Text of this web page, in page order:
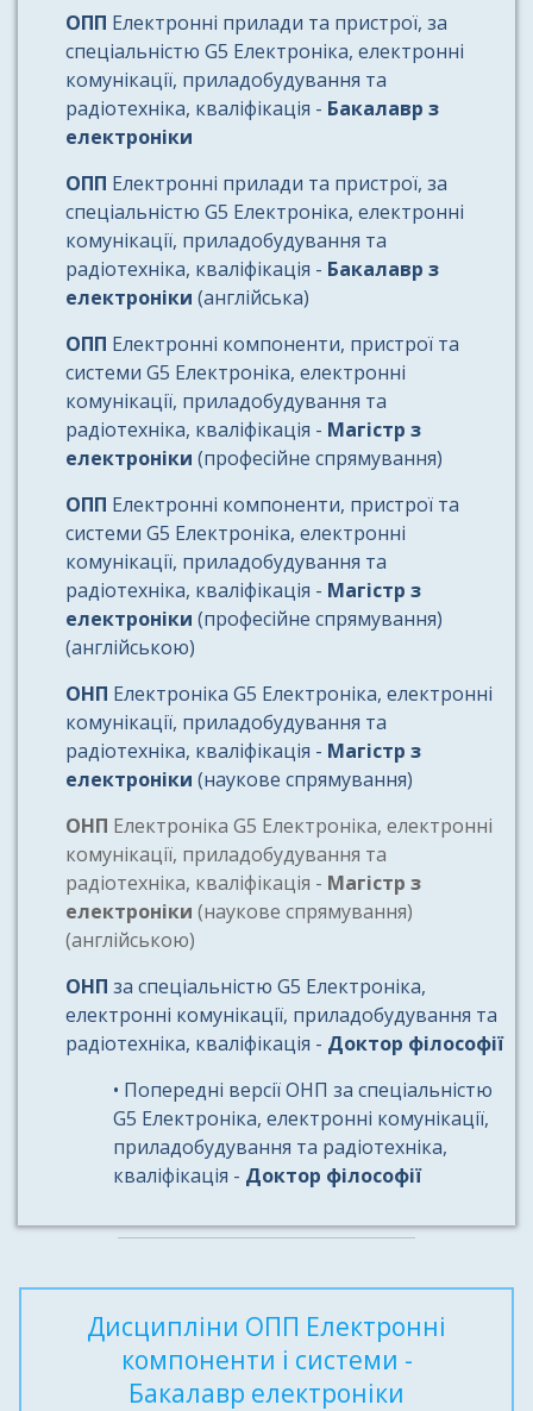
ОПП Електронні прилади та пристрої, за
спеціальністю G5 Електроніка, електронні
комунікації, приладобудування та
радіотехніка, кваліфікація - Бакалавр з
електроніки
ОПП Електронні прилади та пристрої, за
спеціальністю G5 Електроніка, електронні
комунікації, приладобудування та
радіотехніка, кваліфікація - Бакалавр з
електроніки (англійська)
ОПП Електронні компоненти, пристрої та
системи G5 Електроніка, електронні
комунікації, приладобудування та
радіотехніка, кваліфікація - Магістр з
електроніки (професійне спрямування)
ОПП Електронні компоненти, пристрої та
системи G5 Електроніка, електронні
комунікації, приладобудування та
радіотехніка, кваліфікація - Магістр з
електроніки (професійне спрямування)
(англійською)
ОНП Електроніка G5 Електроніка, електронні
комунікації, приладобудування та
радіотехніка, кваліфікація - Магістр з
електроніки (наукове спрямування)
ОНП Електроніка G5 Електроніка, електронні
комунікації, приладобудування та
радіотехніка, кваліфікація - Магістр з
електроніки (наукове спрямування)
(англійською)
ОНП за спеціальністю G5 Електроніка,
електронні комунікації, приладобудування та
радіотехніка, кваліфікація - Доктор філософії
• Попередні версії ОНП за спеціальністю
G5 Електроніка, електронні комунікації,
приладобудування та радіотехніка,
кваліфікація - Доктор філософії
Дисципліни ОПП Електронні
компоненти і системи -
Бакалавр електроніки